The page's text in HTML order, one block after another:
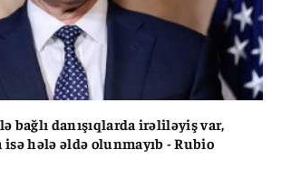
bağlı danışıqlarda irəliləyiş var,
isə hələ əldə olunmayıb - Rubio